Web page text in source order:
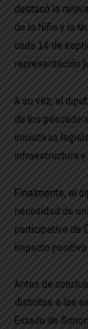
destacó la
de la Niña y la
cada 14 de
representación
A su vez, el
de los
iniciativas
infraestructura
Finalmente, el
necesidad de
participativo de
impacto
Antes de
distintos a los
Estado de